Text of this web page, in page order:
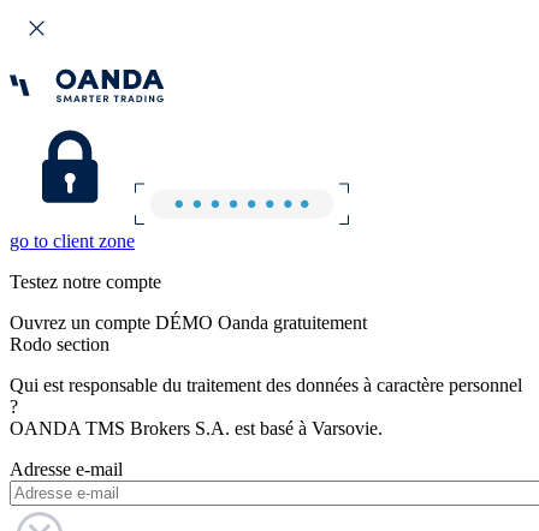
go to client zone
Testez notre compte
Ouvrez un compte DÉMO Oanda gratuitement
Rodo section
Qui est responsable du traitement des données à caractère personnel
?
OANDA TMS Brokers S.A. est basé à Varsovie.
Adresse e-mail